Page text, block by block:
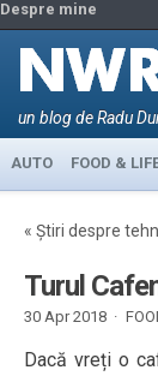
Despre mine
un blog de Radu
AUTO FOOD &
« Știri despre
Turul
30 Apr 2018 ·
Dacă vreți o